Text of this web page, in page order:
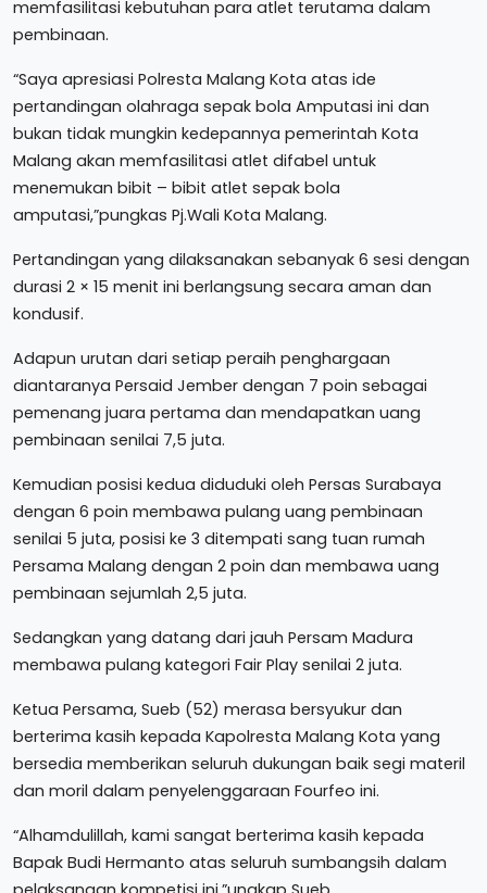
memfasilitasi kebutuhan para atlet terutama dalam
pembinaan.
“Saya apresiasi Polresta Malang Kota atas ide
pertandingan olahraga sepak bola Amputasi ini dan
bukan tidak mungkin kedepannya pemerintah Kota
Malang akan memfasilitasi atlet difabel untuk
menemukan bibit – bibit atlet sepak bola
amputasi,”pungkas Pj.Wali Kota Malang.
Pertandingan yang dilaksanakan sebanyak 6 sesi dengan
durasi 2 × 15 menit ini berlangsung secara aman dan
kondusif.
Adapun urutan dari setiap peraih penghargaan
diantaranya Persaid Jember dengan 7 poin sebagai
pemenang juara pertama dan mendapatkan uang
pembinaan senilai 7,5 juta.
Kemudian posisi kedua diduduki oleh Persas Surabaya
dengan 6 poin membawa pulang uang pembinaan
senilai 5 juta, posisi ke 3 ditempati sang tuan rumah
Persama Malang dengan 2 poin dan membawa uang
pembinaan sejumlah 2,5 juta.
Sedangkan yang datang dari jauh Persam Madura
membawa pulang kategori Fair Play senilai 2 juta.
Ketua Persama, Sueb (52) merasa bersyukur dan
berterima kasih kepada Kapolresta Malang Kota yang
bersedia memberikan seluruh dukungan baik segi materil
dan moril dalam penyelenggaraan Fourfeo ini.
“Alhamdulillah, kami sangat berterima kasih kepada
Bapak Budi Hermanto atas seluruh sumbangsih dalam